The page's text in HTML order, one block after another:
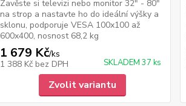
Zavěste si televizi nebo monitor 32" - 80"
na strop a nastavte ho do ideální výšky a
sklonu, podporuje VESA 100x100 až
600x400, nosnost 68,2 kg
1 679 Kč/ks
1 388 Kč bez DPH SKLADEM 37 ks
Zvolit variantu